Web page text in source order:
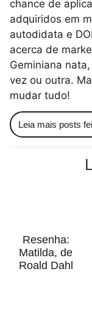
chance de
adquiridos em
autodidata e
acerca de
Geminiana
vez ou outra.
mudar tudo!
Leia mais posts
Resenha:
Matilda, de
Roald Dahl